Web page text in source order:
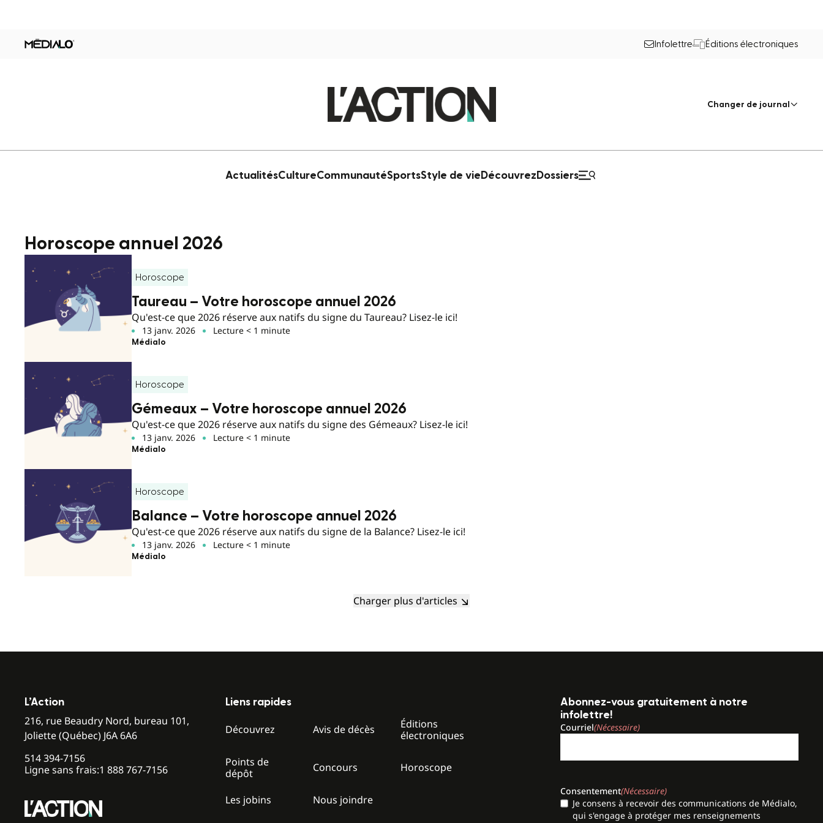
Infolettre Éditions électroniques
Changer de journal
ActualitésCultureCommunautéSportsStyle de vie Découvrez Dossiers
Horoscope annuel 2026
Horoscope
Taureau – Votre horoscope annuel 2026
Qu'est-ce que 2026 réserve aux natifs du signe du Taureau? Lisez-le ici!
13 janv. 2026 Lecture < 1 minute
Médialo
Horoscope
Gémeaux – Votre horoscope annuel 2026
Qu'est-ce que 2026 réserve aux natifs du signe des Gémeaux? Lisez-le ici!
13 janv. 2026 Lecture < 1 minute
Médialo
Horoscope
Balance – Votre horoscope annuel 2026
Qu'est-ce que 2026 réserve aux natifs du signe de la Balance? Lisez-le ici!
13 janv. 2026 Lecture < 1 minute
Médialo
Charger plus d'articles
L’Action
216, rue Beaudry Nord, bureau 101,
Joliette (Québec) J6A 6A6
514 394-7156
Ligne sans frais:1 888 767-7156
Liens rapides
Découvrez Avis de décès
Éditions
électroniques
Points de
dépôt
Concours Horoscope
Les jobins Nous joindre
Abonnez-vous gratuitement à notre
infolettre!
Courriel(Nécessaire)
Consentement(Nécessaire)
Je consens à recevoir des communications de Médialo,
qui s'engage à protéger mes renseignements